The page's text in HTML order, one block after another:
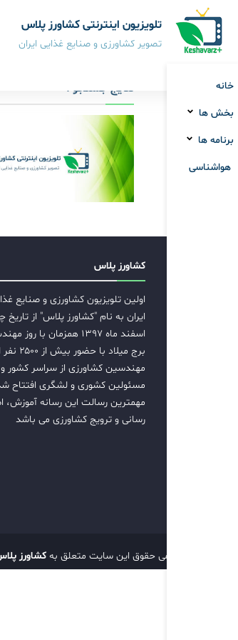
تلویزیون اینترنتی کشاورز پلاس
تصویر کشاورزی و صنایع غذایی ایران
خانه
بخش ها
برنامه ها
هواشناسی
نتایج جستجو :
کشاورز پلاس
اولین تلویزیون کشاورزی و صنایع
ایران به نام "کشاورز پلاس" از تاریخ
اسفند ماه ۱۳۹۷ همزمان با روز
برج میلاد با حضور بیش از
مهندسین کشاورزی از سراسر کشور و
مسئولین کشوری و لشگری افتتاح
مهمترین رسالت این رسانه آموزش،
رسانی و ترویج کشاورزی می باشد
تمامی حقوق این سایت متعلق به کشاورز